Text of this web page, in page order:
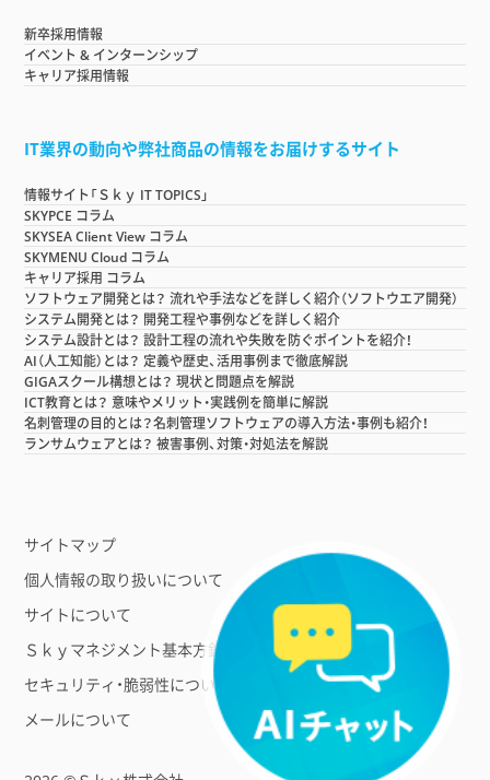
新卒採用情報
イベント & インターンシップ
キャリア採用情報
IT業界の動向や弊社商品の情報をお届けするサイト
情報サイト「Ｓｋｙ IT TOPICS」
SKYPCE コラム
SKYSEA Client View コラム
SKYMENU Cloud コラム
キャリア採用 コラム
ソフトウェア開発とは？ 流れや手法などを詳しく紹介（ソフトウエア開発）
システム開発とは？ 開発工程や事例などを詳しく紹介
システム設計とは？ 設計工程の流れや失敗を防ぐポイントを紹介！
AI（人工知能）とは？ 定義や歴史、活用事例まで徹底解説
GIGAスクール構想とは？ 現状と問題点を解説
ICT教育とは？ 意味やメリット・実践例を簡単に解説
名刺管理の目的とは？名刺管理ソフトウェアの導入方法・事例も紹介！
ランサムウェアとは？ 被害事例、対策・対処法を解説
サイトマップ
個人情報の取り扱いについて
サイトについて
Ｓｋｙマネジメント基本方針
セキュリティ・脆弱性について
メールについて